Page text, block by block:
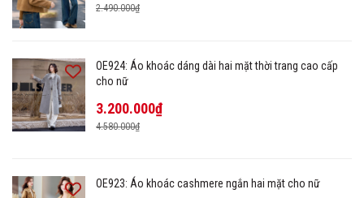
2.490.000₫
OE924: Áo khoác dáng dài hai mặt thời trang cao cấp
cho nữ
3.200.000₫
4.580.000₫
OE923: Áo khoác cashmere ngắn hai mặt cho nữ